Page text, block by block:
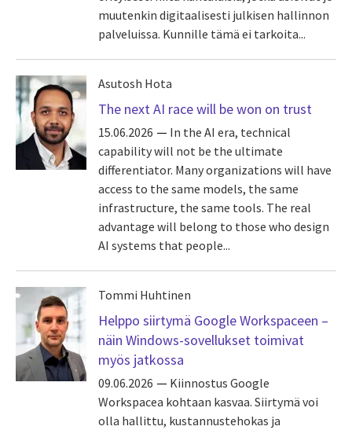
muutenkin digitaalisesti julkisen hallinnon
palveluissa. Kunnille tämä ei tarkoita...
Asutosh Hota
The next AI race will be won on trust
15.06.2026
In the AI era, technical
capability will not be the ultimate
differentiator. Many organizations will have
access to the same models, the same
infrastructure, the same tools. The real
advantage will belong to those who design
AI systems that people...
Tommi Huhtinen
Helppo siirtymä Google Workspaceen –
näin Windows-sovellukset toimivat
myös jatkossa
09.06.2026
Kiinnostus Google
Workspacea kohtaan kasvaa. Siirtymä voi
olla hallittu, kustannustehokas ja